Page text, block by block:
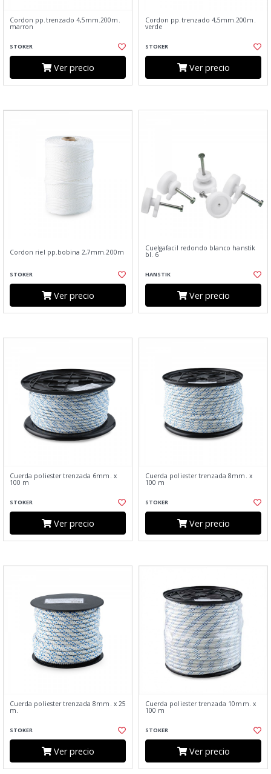
Cordon pp.trenzado 4,5mm.200m.
marron
STOKER
Ver precio
Cordon pp.trenzado 4,5mm.200m.
verde
STOKER
Ver precio
Cordon riel pp.bobina 2,7mm.200m
STOKER
Ver precio
Cuelgafacil redondo blanco hanstik
bl. 6
HANSTIK
Ver precio
Cuerda poliester trenzada 6mm. x
100 m
STOKER
Ver precio
Cuerda poliester trenzada 8mm. x
100 m
STOKER
Ver precio
Cuerda poliester trenzada 8mm. x 25
m.
STOKER
Ver precio
Cuerda poliester trenzada 10mm. x
100 m
STOKER
Ver precio